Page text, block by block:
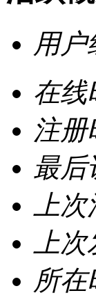
用户
在线
注册
最后
上
上
所在